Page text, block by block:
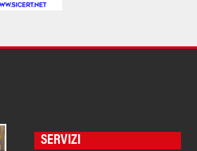
SERVIZI